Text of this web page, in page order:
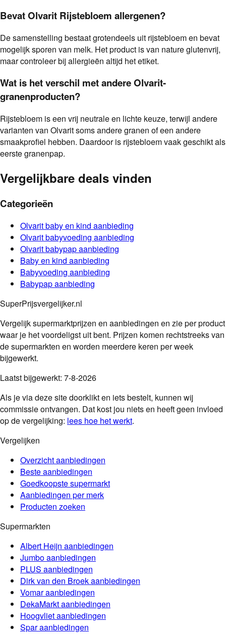
Bevat Olvarit Rijstebloem allergenen?
De samenstelling bestaat grotendeels uit rijstebloem en bevat
mogelijk sporen van melk. Het product is van nature glutenvrij,
maar controleer bij allergieën altijd het etiket.
Wat is het verschil met andere Olvarit-
granenproducten?
Rijstebloem is een vrij neutrale en lichte keuze, terwijl andere
varianten van Olvarit soms andere granen of een andere
smaakprofiel hebben. Daardoor is rijstebloem vaak geschikt als
eerste granenpap.
Vergelijkbare deals vinden
Categorieën
Olvaritbaby en kind aanbieding
Olvaritbabyvoeding aanbieding
Olvaritbabypapaanbieding
Baby en kind aanbieding
Babyvoeding aanbieding
Babypapaanbieding
SuperPrijsvergelijker.nl
Vergelijk supermarktprijzen en aanbiedingen en zie per product
waar je het voordeligst uit bent. Prijzen komen rechtstreeks van
de supermarkten en worden meerdere keren per week
bijgewerkt.
Laatst bijgewerkt: 7-8-2026
Als je via deze site doorklikt en iets bestelt, kunnen wij
commissie ontvangen. Dat kost jou niets en heeft geen invloed
op de vergelijking: lees hoe het werkt.
Vergelijken
Overzicht aanbiedingen
Beste aanbiedingen
Goedkoopste supermarkt
Aanbiedingen per merk
Producten zoeken
Supermarkten
Albert Heijn aanbiedingen
Jumboaanbiedingen
PLUS aanbiedingen
Dirk van den Broekaanbiedingen
Vomaraanbiedingen
DekaMarktaanbiedingen
Hoogvlietaanbiedingen
Sparaanbiedingen